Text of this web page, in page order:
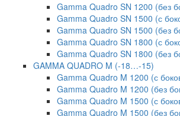
Gamma Quadro SN 1200 (без
Gamma Quadro SN 1500 (с
Gamma Quadro SN 1500 (без
Gamma Quadro SN 1800 (с
Gamma Quadro SN 1800 (без
GAMMA QUADRO M (-18…-15)
Gamma Quadro M 1200 (с
Gamma Quadro M 1200 (без
Gamma Quadro M 1500 (с
Gamma Quadro M 1500 (без